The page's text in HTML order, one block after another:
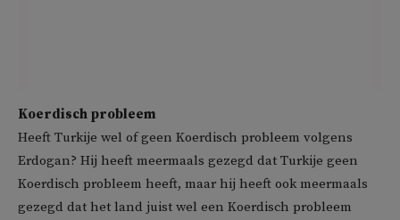
Koerdisch probleem
Heeft Turkije wel of geen Koerdisch probleem volgens
Erdogan? Hij heeft meermaals gezegd dat Turkije geen
Koerdisch probleem heeft, maar hij heeft ook meermaals
gezegd dat het land juist wel een Koerdisch probleem